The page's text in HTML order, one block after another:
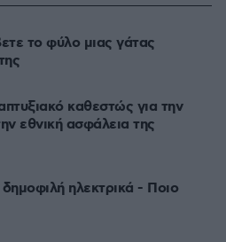
το φύλο μιας γάτας
καθεστώς για την
εθνική ασφάλεια της
ηλεκτρικά - Ποιο